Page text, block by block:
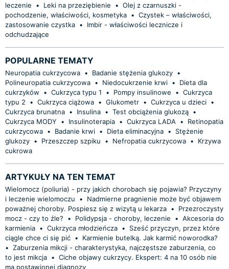
leczenie
• Leki na przeziębienie • Olej z czarnuszki -
pochodzenie, właściwości, kosmetyka • Czystek – właściwości,
zastosowanie czystka •
Imbir - właściwości lecznicze i
odchudzające
POPULARNE TEMATY
Neuropatia cukrzycowa • Badanie stężenia glukozy •
Polineuropatia cukrzycowa • Niedocukrzenie krwi •
Dieta dla
cukrzyków
• Cukrzyca typu 1 • Pompy insulinowe • Cukrzyca
typu 2
• Cukrzyca ciążowa • Glukometr • Cukrzyca u dzieci •
Cukrzyca brunatna • Insulina • Test obciążenia glukozą •
Cukrzyca MODY
• Insulinoterapia • Cukrzyca LADA •
Retinopatia
cukrzycowa • Badanie krwi • Dieta eliminacyjna •
Stężenie
glukozy • Przeszczep szpiku • Nefropatia cukrzycowa •
Krzywa
cukrowa
ARTYKUŁY NA TEN TEMAT
Wielomocz (poliuria) - przy jakich chorobach się pojawia? Przyczyny
i leczenie wielomoczu
•
Nadmierne pragnienie może być objawem
poważnej choroby. Pospiesz się z wizytą u lekarza •
Przezroczysty
mocz - czy to źle?
• Polidypsja - choroby, leczenie • Akcesoria do
karmienia • Cukrzyca młodzieńcza •
Sześć przyczyn, przez które
ciągle chce ci się pić •
Karmienie butelką. Jak karmić noworodka?
• Zaburzenia mikcji - charakterystyka, najczęstsze zaburzenia, co
to jest mikcja • Ciche objawy cukrzycy. Ekspert: 4 na 10 osób nie
ma postawionej diagnozy